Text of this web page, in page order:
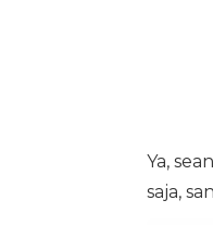
Ya,
saja,